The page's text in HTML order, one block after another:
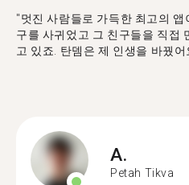
"멋진 사람들로 가득한 최고의
구를 사귀었고 그 친구들을 직접
고 있죠. 탄뎀은 제 인생을 바꿨어
A.
Petah Tikva